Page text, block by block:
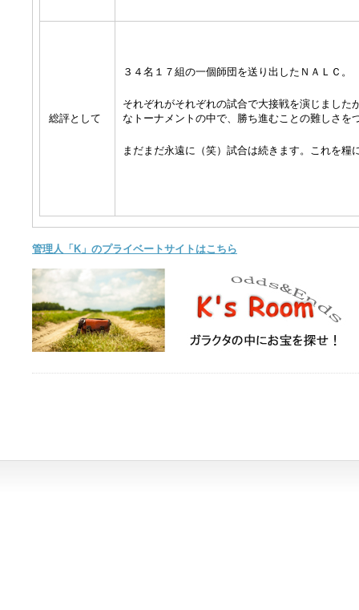
総評として
３４名１７組の一個師団を送り出したＮＡＬＣ。
それぞれがそれぞれの試合で大接戦を演じました
なトーナメントの中で、勝ち進むことの難しさを
まだまだ永遠に（笑）試合は続きます。これを糧
管理人「K」のプライベートサイトはこちら